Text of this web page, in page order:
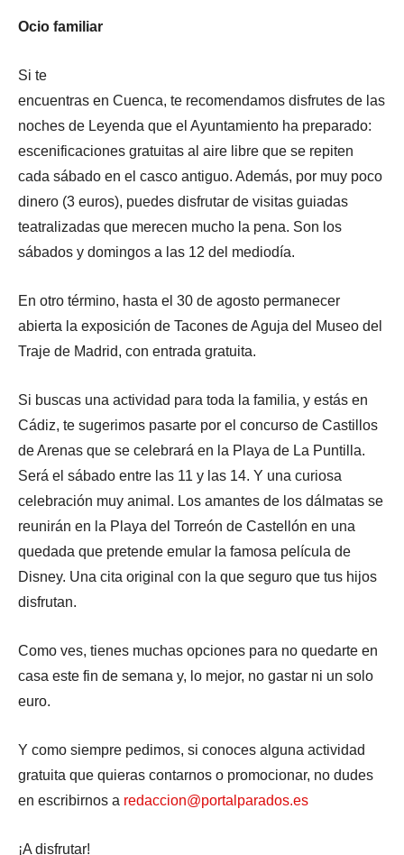
Ocio familiar
Si te
encuentras en Cuenca, te recomendamos disfrutes de las
noches de Leyenda que el Ayuntamiento ha preparado:
escenificaciones gratuitas al aire libre que se repiten
cada sábado en el casco antiguo. Además, por muy poco
dinero (3 euros), puedes disfrutar de visitas guiadas
teatralizadas que merecen mucho la pena. Son los
sábados y domingos a las 12 del mediodía.
En otro término, hasta el 30 de agosto permanecer
abierta la exposición de Tacones de Aguja del Museo del
Traje de Madrid, con entrada gratuita.
Si buscas una actividad para toda la familia, y estás en
Cádiz, te sugerimos pasarte por el concurso de Castillos
de Arenas que se celebrará en la Playa de La Puntilla.
Será el sábado entre las 11 y las 14. Y una curiosa
celebración muy animal. Los amantes de los dálmatas se
reunirán en la Playa del Torreón de Castellón en una
quedada que pretende emular la famosa película de
Disney. Una cita original con la que seguro que tus hijos
disfrutan.
Como ves, tienes muchas opciones para no quedarte en
casa este fin de semana y, lo mejor, no gastar ni un solo
euro.
Y como siempre pedimos, si conoces alguna actividad
gratuita que quieras contarnos o promocionar, no dudes
en escribirnos a redaccion@portalparados.es
¡A disfrutar!